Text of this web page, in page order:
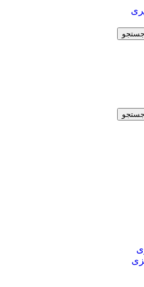
جستجو
جستجو